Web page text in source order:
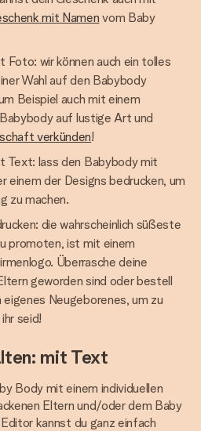
mit Namen vom Baby
Foto: wir können auch ein tolles
Wahl auf den Babybody
Beispiel auch mit einem
auf lustige Art und
verkünden!
Text: lass den Babybody mit
einem der Designs bedrucken, um
zu machen.
die wahrscheinlich süßeste
promoten, ist mit einem
Überrasche deine
geworden sind oder bestell
Neugeborenes, um zu
seid!
mit Text
Body mit einem individuellen
Eltern und/oder dem Baby
kannst du ganz einfach